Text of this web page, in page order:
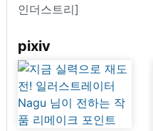
인더스트리]
pixiv